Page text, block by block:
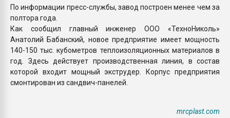
По информации пресс-службы, завод построен менее чем за
полтора года.
Как сообщил главный инженер ООО «ТехноНиколь»
Анатолий Бабанский, новое предприятие имеет мощность
140-150 тыс. кубометров теплоизоляционных материалов в
год. Здесь действует производственная линия, в состав
которой входит мощный экструдер. Корпус предприятия
смонтирован из сандвич-панелей.
mrcplast.com